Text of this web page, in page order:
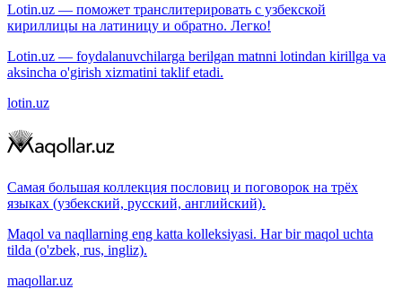
Lotin.uz — поможет транслитерировать с узбекской
кириллицы на латиницу и обратно. Легко!
Lotin.uz — foydalanuvchilarga berilgan matnni lotindan kirillga va
aksincha o'girish xizmatini taklif etadi.
lotin.uz
Самая большая коллекция пословиц и поговорок на трёх
языках (узбекский, русский, английский).
Maqol va naqllarning eng katta kolleksiyasi. Har bir maqol uchta
tilda (o'zbek, rus, ingliz).
maqollar.uz